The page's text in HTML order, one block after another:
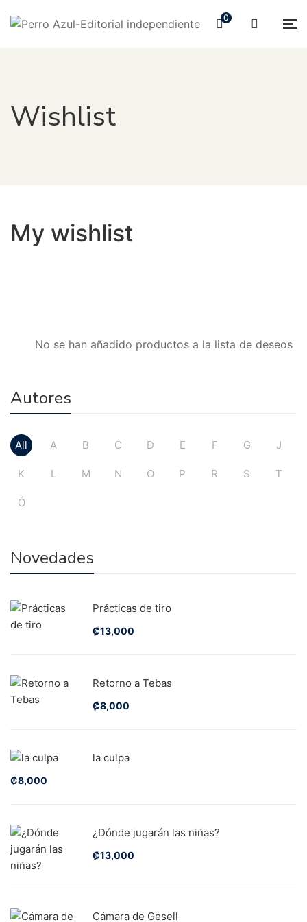
0
Wishlist
My wishlist
No se han añadido productos a la lista de deseos
Autores
All A B C D E F G J
K L M N O P R S T
Ó
Novedades
Prácticas de tiro
₡13,000
Retorno a Tebas
₡8,000
la culpa
₡8,000
¿Dónde jugarán las niñas?
₡13,000
Cámara de Gesell